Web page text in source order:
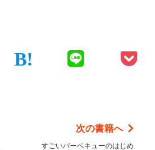
次の書籍へ
すごいバーベキューのはじめ